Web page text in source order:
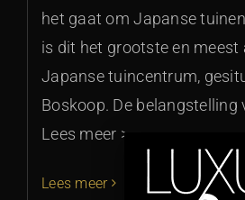
het gaat om Japanse
is dit het grootste en meest
Japanse tuincentrum,
Boskoop. De belangstelling
Lees meer >
Lees meer